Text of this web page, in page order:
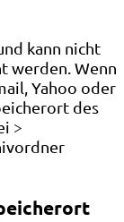
kann nicht
werden. Wenn
Yahoo oder
des
>